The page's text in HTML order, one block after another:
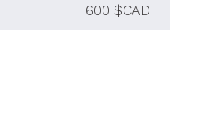
600 $CAD